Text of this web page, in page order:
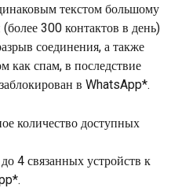
текстом большому
300 контактов в день)
соединения, а также
как спам, в последствие
в WhatsApp*.
количество доступных
4 связанных устройств к